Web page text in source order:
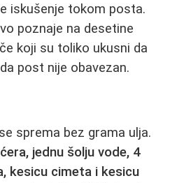
iskušenje tokom posta.
poznaje na desetine
koji su toliko ukusni da
post nije obavezan.
sprema bez grama ulja.
jednu šolju vode, 4
kesicu cimeta i kesicu